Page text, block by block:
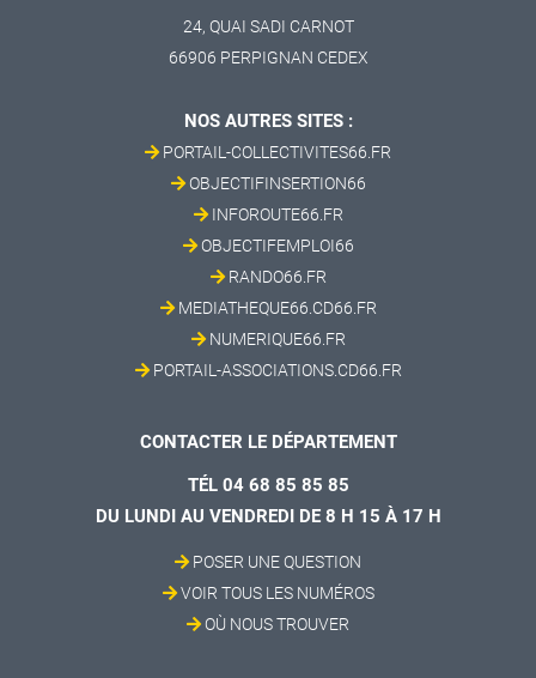
24, QUAI SADI CARNOT
66906 PERPIGNAN CEDEX
NOS AUTRES SITES :
PORTAIL-COLLECTIVITES66.FR
OBJECTIFINSERTION66
INFOROUTE66.FR
OBJECTIFEMPLOI66
RANDO66.FR
MEDIATHEQUE66.CD66.FR
NUMERIQUE66.FR
PORTAIL-ASSOCIATIONS.CD66.FR
CONTACTER LE DÉPARTEMENT
TÉL 04 68 85 85 85
DU LUNDI AU VENDREDI DE 8 H 15 À 17 H
POSER UNE QUESTION
VOIR TOUS LES NUMÉROS
OÙ NOUS TROUVER